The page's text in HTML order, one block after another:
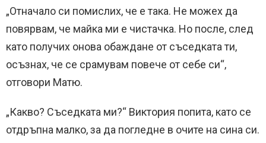
„Отначало си помислих, че е така. Не можех да
повярвам, че майка ми е чистачка. Но после, след
като получих онова обаждане от съседката ти,
осъзнах, че се срамувам повече от себе си“,
отговори Матю.
„Какво? Съседката ми?“ Виктория попита, като се
отдръпна малко, за да погледне в очите на сина си.